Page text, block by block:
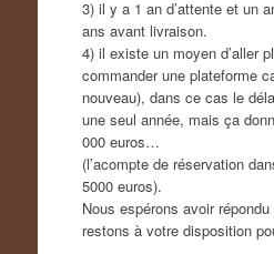
3) il y a 1 an d’attente et un
ans avant livraison.
4) il existe un moyen d’aller
commander une plateforme
nouveau), dans ce cas le
une seul année, mais ça
000 euros…
(l’acompte de réservation
5000 euros).
Nous espérons avoir
restons à votre disposition